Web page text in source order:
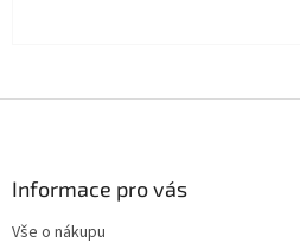
Informace pro vás
Vše o nákupu